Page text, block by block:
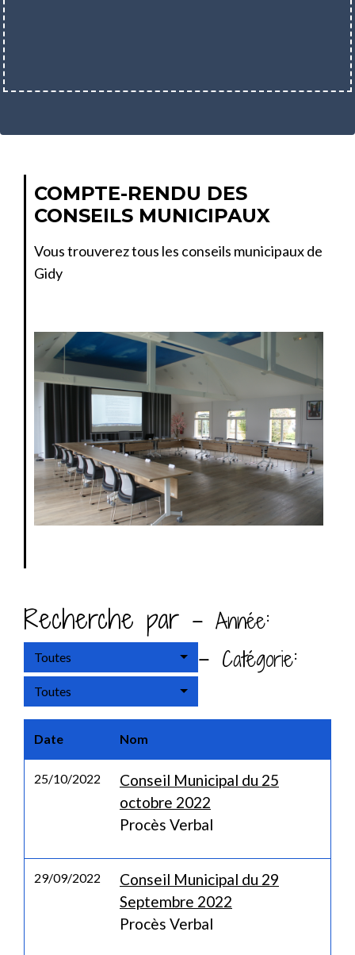
COMPTE-RENDU DES
CONSEILS MUNICIPAUX
Vous trouverez tous les conseils municipaux de
Gidy
Recherche par - Année:
Toutes - Catégorie:
Toutes
Date Nom
25/10/2022
Conseil Municipal du 25
octobre 2022
Procès Verbal
29/09/2022
Conseil Municipal du 29
Septembre 2022
Procès Verbal